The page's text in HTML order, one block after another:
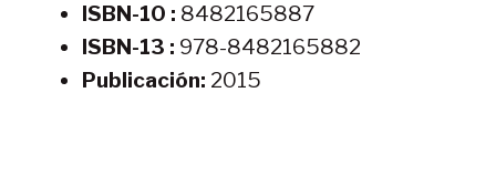
ISBN-10 : 8482165887
ISBN-13 : 978-8482165882
Publicación: 2015